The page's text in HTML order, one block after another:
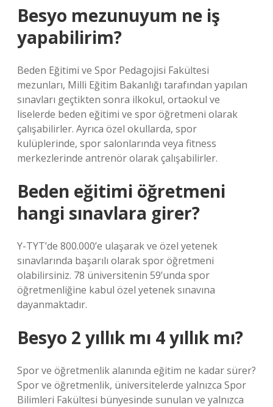
Besyo mezunuyum ne iş
yapabilirim?
Beden Eğitimi ve Spor Pedagojisi Fakültesi
mezunları, Milli Eğitim Bakanlığı tarafından yapılan
sınavları geçtikten sonra ilkokul, ortaokul ve
liselerde beden eğitimi ve spor öğretmeni olarak
çalışabilirler. Ayrıca özel okullarda, spor
kulüplerinde, spor salonlarında veya fitness
merkezlerinde antrenör olarak çalışabilirler.
Beden eğitimi öğretmeni
hangi sınavlara girer?
Y-TYT’de 800.000’e ulaşarak ve özel yetenek
sınavlarında başarılı olarak spor öğretmeni
olabilirsiniz. 78 üniversitenin 59’unda spor
öğretmenliğine kabul özel yetenek sınavına
dayanmaktadır.
Besyo 2 yıllık mı 4 yıllık mı?
Spor ve öğretmenlik alanında eğitim ne kadar sürer?
Spor ve öğretmenlik, üniversitelerde yalnızca Spor
Bilimleri Fakültesi bünyesinde sunulan ve yalnızca